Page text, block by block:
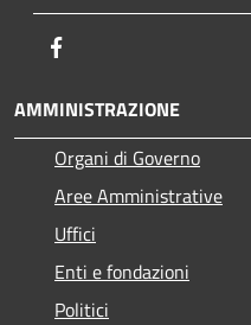
AMMINISTRAZIONE
Organi di Governo
Aree Amministrative
Uffici
Enti e fondazioni
Politici